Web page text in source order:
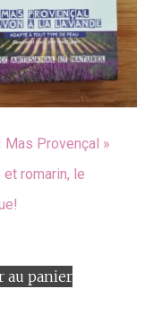
Mas Provençal »
et romarin, le
au panier